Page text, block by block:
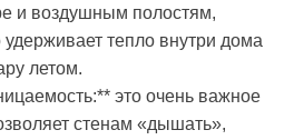
и воздушным полостям,
тепло внутри дома
летом.
это очень важное
стенам «дышать»,